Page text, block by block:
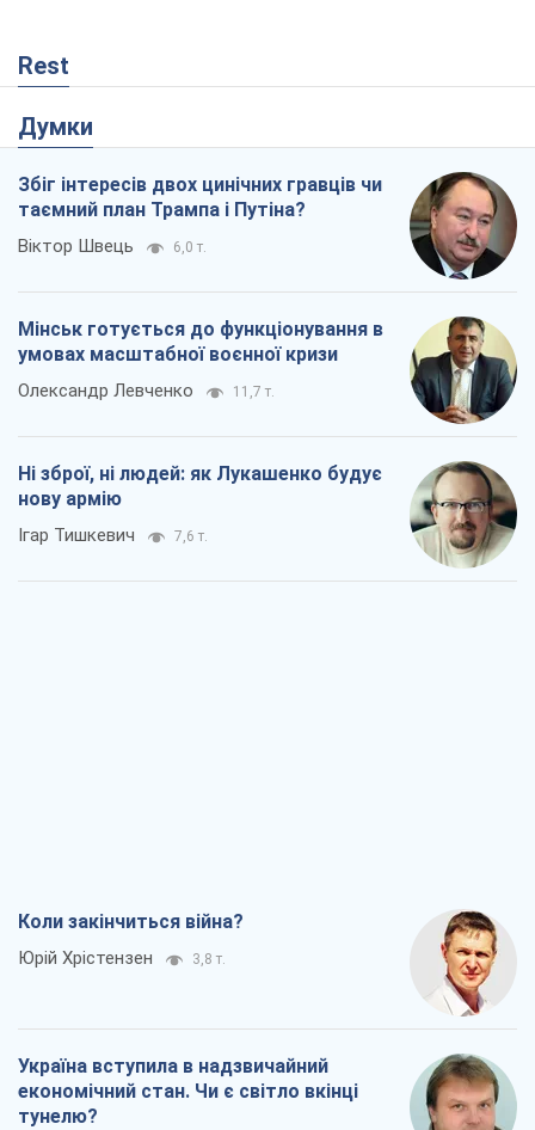
Rest
Думки
Збіг інтересів двох цинічних гравців чи
таємний план Трампа і Путіна?
Віктор Швець 6,0 т.
Мінськ готується до функціонування в
умовах масштабної воєнної кризи
Олександр Левченко 11,7 т.
Ні зброї, ні людей: як Лукашенко будує
нову армію
Ігар Тишкевич 7,6 т.
Коли закінчиться війна?
Юрій Хрістензен 3,8 т.
Україна вступила в надзвичайний
економічний стан. Чи є світло вкінці
тунелю?